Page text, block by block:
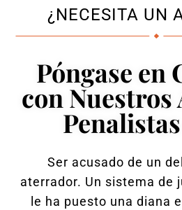
¿NECESITA UN
Póngase en
con Nuestros
Ser acusado de un
aterrador. Un sistema de
le ha puesto una diana